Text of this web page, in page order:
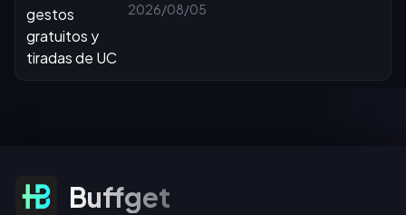
2026/08/05
Suscribirse a ofertas
Buffget